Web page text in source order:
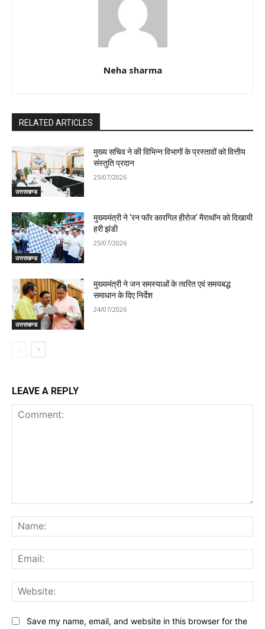
Neha sharma
RELATED ARTICLES
उत्तराखण्ड
मुख्य सचिव ने की विभिन्न विभागों के प्रस्तावों को वित्तीय
संस्तुति प्रदान
25/07/2026
उत्तराखण्ड
मुख्यमंत्री ने ‘रन फॉर कारगिल हीरोज’ मैराथॉन को दिखायी
हरी झंडी
25/07/2026
उत्तराखण्ड
मुख्यमंत्री ने जन समस्याओं के त्वरित एवं समयबद्ध
समाधान के दिए निर्देश
24/07/2026
LEAVE A REPLY
Save my name, email, and website in this browser for the